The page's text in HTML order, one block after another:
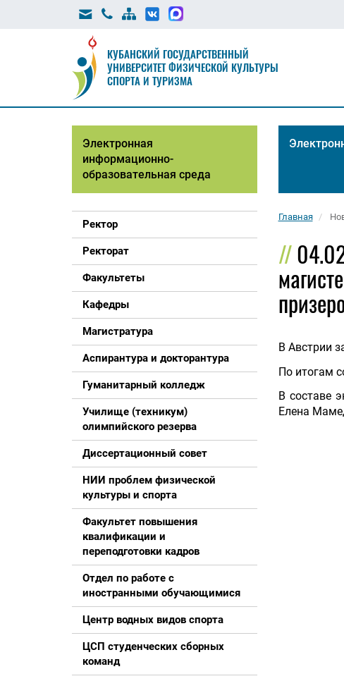
КУБАНСКИЙ ГОСУДАРСТВЕННЫЙ
УНИВЕРСИТЕТ ФИЗИЧЕСКОЙ КУЛЬТУРЫ
СПОРТА И ТУРИЗМА
Электронная
информационно-
образовательная среда
Ректор
Ректорат
Факультеты
Кафедры
Магистратура
Аспирантура и докторантура
Гуманитарный колледж
Училище (техникум)
олимпийского резерва
Диссертационный совет
НИИ проблем физической
культуры и спорта
Факультет повышения
квалификации и
переподготовки кадров
Отдел по работе с
иностранными обучающимися
Центр водных видов спорта
ЦСП студенческих сборных
команд
Главная
В Австрии
По итогам
В составе
Елена